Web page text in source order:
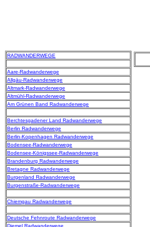
RADWANDERWEGE
Aare-Radwanderwege
Allgäu-Radwanderwege
Altmark-Radwanderwege
Altmühl-Radwanderwege
Am Grünen Band Radwanderwege
Berchtesgadener Land Radwanderwege
Berlin Radwanderwege
Berlin-Kopenhagen Radwanderwege
Bodensee-Radwanderwege
Bodensee-Königssee-Radwanderwege
Brandenburg Radwanderwege
Bretagne Radwanderwege
Burgenland Radwanderwege
Burgenstraße-Radwanderwege
Chiemgau Radwanderwege
Deutsche Fehnroute Radwanderwege
Diemel Radwanderwege